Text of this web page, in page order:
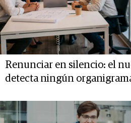
Renunciar en silencio: el
detecta ningún